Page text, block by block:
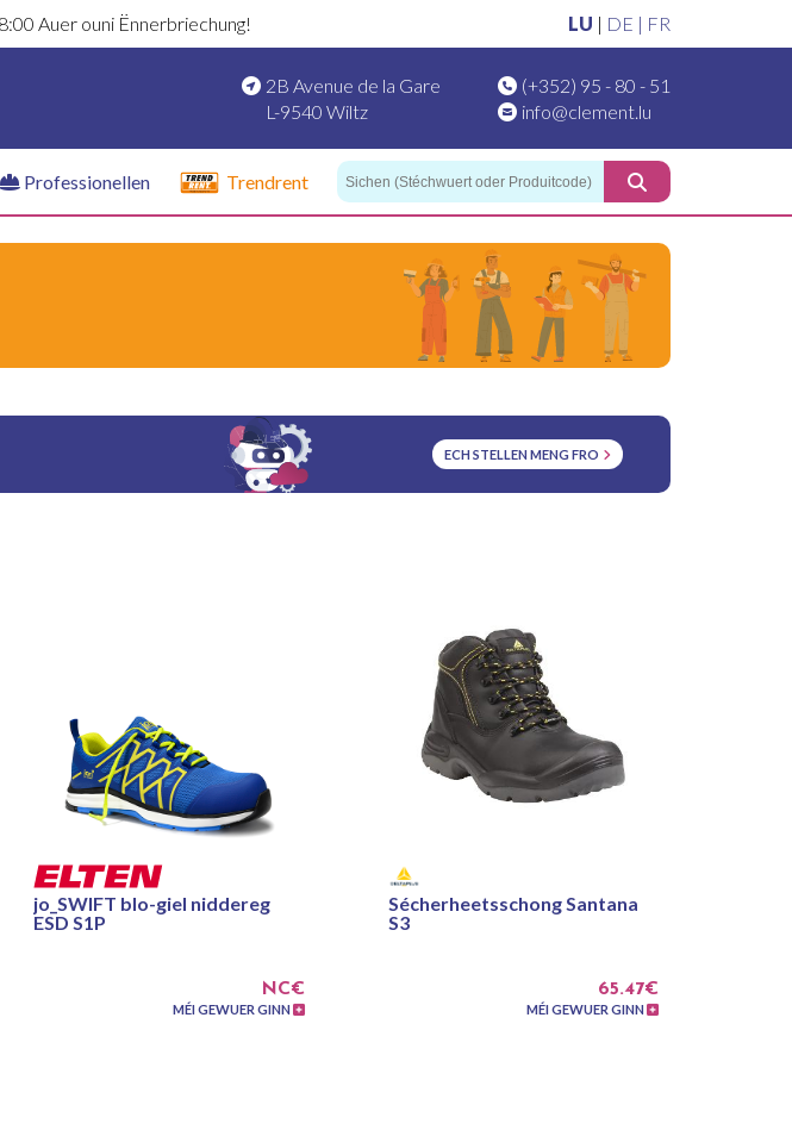
Auer ouni Ënnerbriechung! LU | DE | FR
2B Avenue de la Gare
L-9540 Wiltz
(+352) 95 - 80 - 51
info@clement.lu
Professionellen Trendrent
ECH STELLEN MENG FRO
jo_SWIFT blo-giel niddereg
ESD S1P
NC€
MÉI GEWUER GINN
Sécherheetsschong Santana
S3
65.47€
MÉI GEWUER GINN